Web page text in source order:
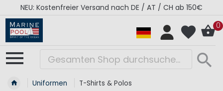
NEU: Kostenfreier Versand nach DE / AT / CH ab 150€
0
Uniformen T-Shirts & Polos